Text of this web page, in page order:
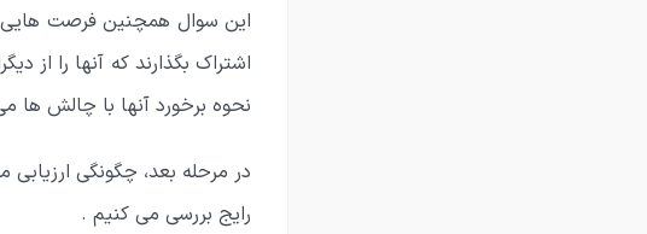
این سوال همچنین فرصت هایی
اشتراک بگذارند که آنها را از
نحوه برخورد آنها با چالش ها
در مرحله بعد، چگونگی
رایج بررسی می کنیم .